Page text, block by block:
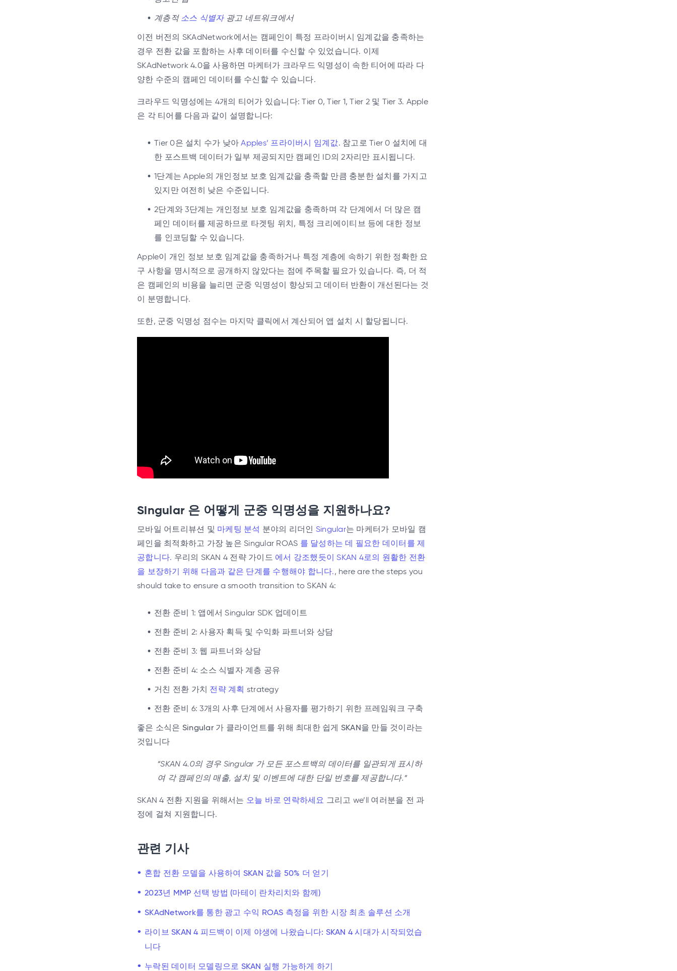
계층적 소스 식별자광고 네트워크에서
이전 버전의 SKAdNetwork에서는 캠페인이 특정 프라이버시 임계값을 충족하는
경우 전환 값을 포함하는 사후 데이터를 수신할 수 있었습니다. 이제
SKAdNetwork 4.0을 사용하면 마케터가 크라우드 익명성이 속한 티어에 따라 다
양한 수준의 캠페인 데이터를 수신할 수 있습니다.
크라우드 익명성에는 4개의 티어가 있습니다: Tier 0, Tier 1, Tier 2 및 Tier 3. Apple
은 각 티어를 다음과 같이 설명합니다:
Tier 0은 설치 수가 낮아Apples’ 프라이버시 임계값. 참고로 Tier 0 설치에 대
한 포스트백 데이터가 일부 제공되지만 캠페인 ID의 2자리만 표시됩니다.
1단계는 Apple의 개인정보 보호 임계값을 충족할 만큼 충분한 설치를 가지고
있지만 여전히 낮은 수준입니다.
2단계와 3단계는 개인정보 보호 임계값을 충족하며 각 단계에서 더 많은 캠
페인 데이터를 제공하므로 타겟팅 위치, 특정 크리에이티브 등에 대한 정보
를 인코딩할 수 있습니다.
Apple이 개인 정보 보호 임계값을 충족하거나 특정 계층에 속하기 위한 정확한 요
구 사항을 명시적으로 공개하지 않았다는 점에 주목할 필요가 있습니다. 즉, 더 적
은 캠페인의 비용을 늘리면 군중 익명성이 향상되고 데이터 반환이 개선된다는 것
이 분명합니다.
또한, 군중 익명성 점수는 마지막 클릭에서 계산되어 앱 설치 시 할당됩니다.
Singular 은 어떻게 군중 익명성을 지원하나요?
모바일 어트리뷰션 및 마케팅 분석 분야의 리더인 Singular는 마케터가 모바일 캠
페인을 최적화하고 가장 높은 Singular ROAS 를 달성하는 데 필요한 데이터를 제
공합니다. 우리의 SKAN 4 전략 가이드 에서 강조했듯이 SKAN 4로의 원활한 전환
을 보장하기 위해 다음과 같은 단계를 수행해야 합니다., here are the steps you
should take to ensure a smooth transition to SKAN 4:
전환 준비 1: 앱에서 Singular SDK 업데이트
전환 준비 2: 사용자 획득 및 수익화 파트너와 상담
전환 준비 3: 웹 파트너와 상담
전환 준비 4: 소스 식별자 계층 공유
거친 전환 가치 전략 계획 strategy
전환 준비 6: 3개의 사후 단계에서 사용자를 평가하기 위한 프레임워크 구축
좋은 소식은 Singular 가 클라이언트를 위해 최대한 쉽게 SKAN을 만들 것이라는
것입니다
“SKAN 4.0의 경우 Singular 가 모든 포스트백의 데이터를 일관되게 표시하
여 각 캠페인의 매출, 설치 및 이벤트에 대한 단일 번호를 제공합니다.”
SKAN 4 전환 지원을 위해서는 오늘 바로 연락하세요 그리고 we’ll 여러분을 전 과
정에 걸쳐 지원합니다.
관련 기사
혼합 전환 모델을 사용하여 SKAN 값을 50% 더 얻기
2023년 MMP 선택 방법 (마테이 란차리치와 함께)
SKAdNetwork를 통한 광고 수익 ROAS 측정을 위한 시장 최초 솔루션 소개
라이브 SKAN 4 피드백이 이제 야생에 나왔습니다: SKAN 4 시대가 시작되었습
니다
누락된 데이터 모델링으로 SKAN 실행 가능하게 하기